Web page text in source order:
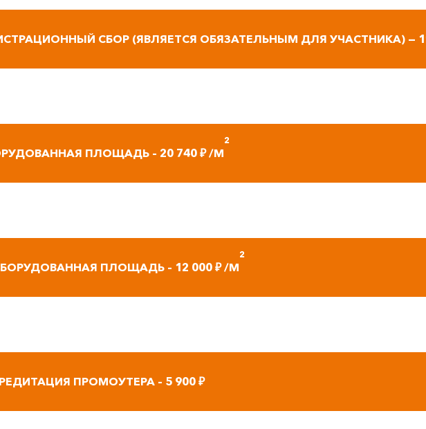
СБОР (ЯВЛЯЕТСЯ ОБЯЗАТЕЛЬНЫМ ДЛЯ УЧАСТНИКА) —
ПЛОЩАДЬ – 20 740 ₽ /М
2
ПЛОЩАДЬ – 12 000 ₽ /М
2
ПРОМОУТЕРА – 5 900 ₽